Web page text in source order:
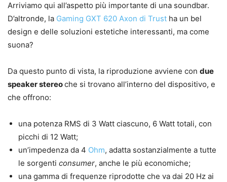
Arriviamo qui all’aspetto più importante di una soundbar.
D’altronde, la Gaming GXT 620 Axon di Trust ha un bel
design e delle soluzioni estetiche interessanti, ma come
suona?
Da questo punto di vista, la riproduzione avviene con due
speaker stereoche si trovano all’interno del dispositivo, e
che offrono:
una potenza RMS di 3 Watt ciascuno, 6 Watt totali, con
picchi di 12 Watt;
un’impedenza da 4 Ohm, adatta sostanzialmente a tutte
le sorgenti consumer, anche le più economiche;
una gamma di frequenze riprodotte che va dai 20 Hz ai